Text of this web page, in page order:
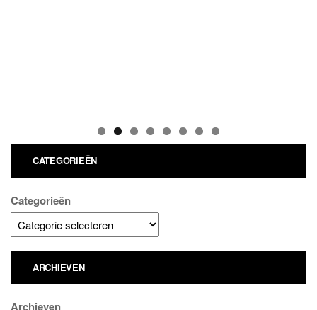
CATEGORIEËN
Categorieën
ARCHIEVEN
Archieven